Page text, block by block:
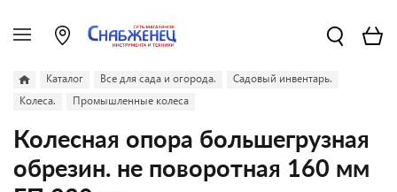
Каталог Все для сада и огорода.
Садовый инвентарь.
Колеса.
Промышленные колеса
Колесная опора большегрузная
обрезин. не поворотная 160 мм